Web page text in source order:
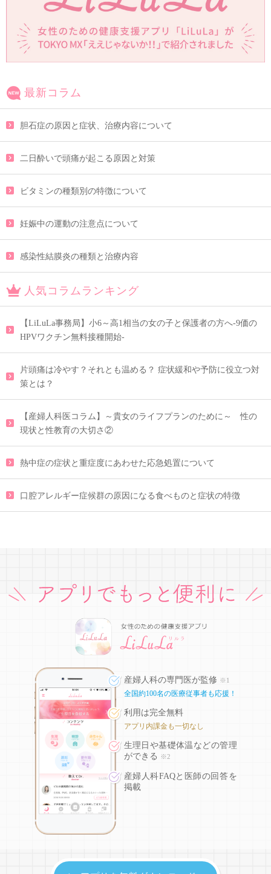
最新コラム
胆石症の原因と症状、治療内容について
二日酔いで頭痛が起こる原因と対策
ビタミンの種類別の特徴について
妊娠中の運動の注意点について
感染性結膜炎の種類と治療内容
人気コラムランキング
【LiLuLa事務局】小6～高1相当の女の子と保護者の方へ-9価の
HPVワクチン無料接種開始-
片頭痛は冷やす？それとも温める？ 症状緩和や予防に役立つ対
策とは？
【産婦人科医コラム】～貴女のライフプランのために～ 性の
現状と性教育の大切さ②
熱中症の症状と重症度にあわせた応急処置について
口腔アレルギー症候群の原因になる食べものと症状の特徴
産婦人科の専門医が監修 ※1
全国約100名の医療従事者も応援！
利用は完全無料
アプリ内課金も一切なし
生理日や基礎体温などの管理
ができる
※2
産婦人科FAQと医師の回答を
掲載